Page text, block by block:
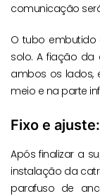
comunicação
O tubo
solo. A fiação
ambos os lados,
meio e na parte
Fixo e ajuste:
Após finalizar a
instalação da
parafuso de